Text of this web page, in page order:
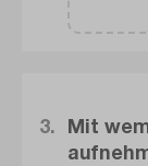
Mit
3.